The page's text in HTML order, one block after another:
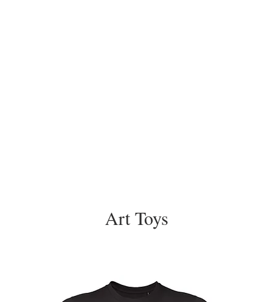
Art Toys